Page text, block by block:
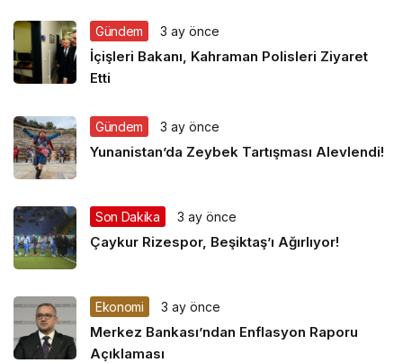
Gündem 3 ay önce
İçişleri Bakanı, Kahraman Polisleri Ziyaret
Etti
Gündem 3 ay önce
Yunanistan’da Zeybek Tartışması Alevlendi!
Son Dakika 3 ay önce
Çaykur Rizespor, Beşiktaş’ı Ağırlıyor!
Ekonomi 3 ay önce
Merkez Bankası’ndan Enflasyon Raporu
Açıklaması